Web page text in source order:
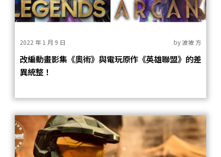
2022 年 1 月 9 日 by波坡 方
改編動畫影集《奧術》與電玩原作《英雄聯盟》的差
異統整！